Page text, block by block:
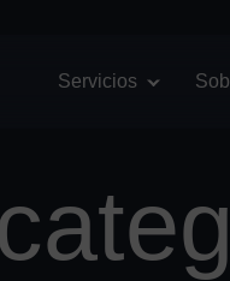
Servicios